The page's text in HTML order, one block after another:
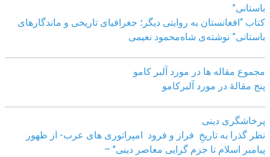
باستانی”
کتاب “افغانستان به روایتی دیگر؛ جغرافیای تاریخی و ماندگارهای
باستانی” نوشته‌ی شاه‌محمود نعیمی
مجموع مقاله ها در مورد آلبر کامو
پنج مقالهٔ در مورد آلبرکامو
پرخاشگری دینی
نظر گذرا به تاریخِ فراز و فرود امپراتوری های عرب- از ظهور
پیامبر اسلام تا جزم گرایی معاصر دینی" –